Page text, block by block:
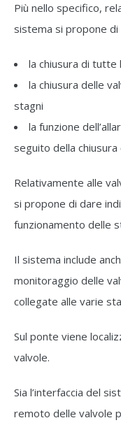
Più nello specifico,
sistema si propone di
la chiusura di tutte
la chiusura delle
stagni
la funzione
seguito della
Relativamente alle
si propone di dare
funzionamento delle
Il sistema include
monitoraggio delle
collegate alle varie
Sul ponte viene
valvole.
Sia l’interfaccia del
remoto delle valvole